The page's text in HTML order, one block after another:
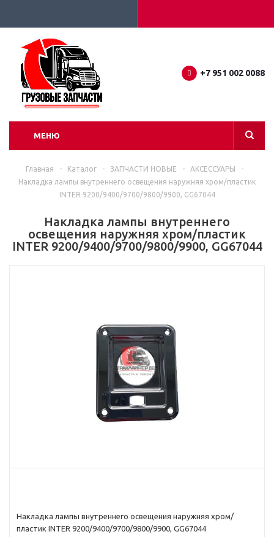
+7 951 002 0088
МЕНЮ
Главная - Каталог - ЗАПЧАСТИ НОВЫЕ - АКСЕССУАРЫ
-
Накладка лампы внутреннего освещения наружняя хром/пластик
INTER 9200/9400/9700/9800/9900, GG67044
Накладка лампы внутреннего
освещения наружняя хром/пластик
INTER 9200/9400/9700/9800/9900, GG67044
Накладка лампы внутреннего освещения наружняя хром/
пластик INTER 9200/9400/9700/9800/9900, GG67044